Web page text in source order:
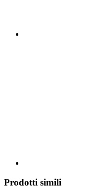
Prodotti simili